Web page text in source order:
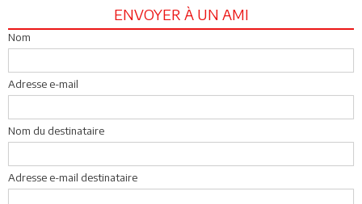
ENVOYER À UN AMI
Nom
Adresse e-mail
Nom du destinataire
Adresse e-mail destinataire